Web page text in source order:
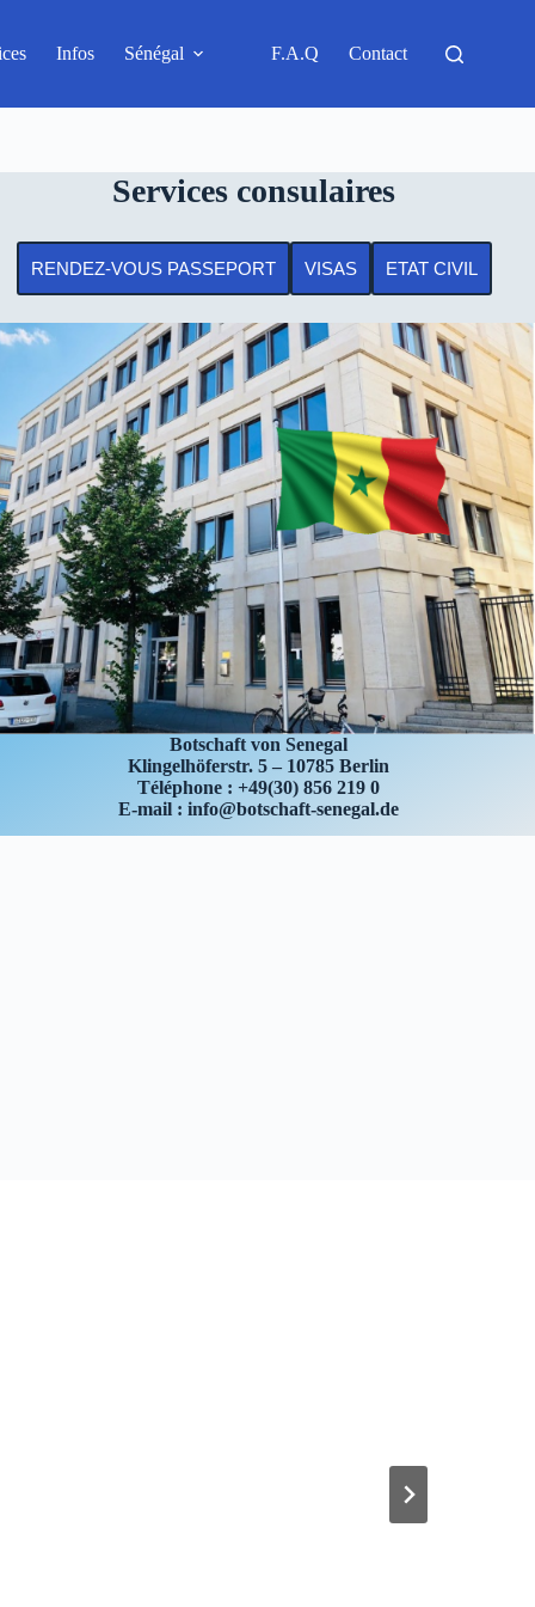
Infos Sénégal F.A.Q Contact
Services consulaires
RENDEZ-VOUS PASSEPORT VISAS ETAT CIVIL
Botschaft von Senegal
Klingelhöferstr. 5 – 10785 Berlin
Téléphone : +49(30) 856 219 0
E-mail : info@botschaft-senegal.de